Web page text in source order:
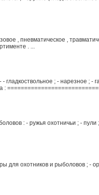
, пневматическое ,
. ...
гладкоствольное ; - нарезное ; -
: - ружья охотничьи ; - пули
для охотников и рыболовов ; -